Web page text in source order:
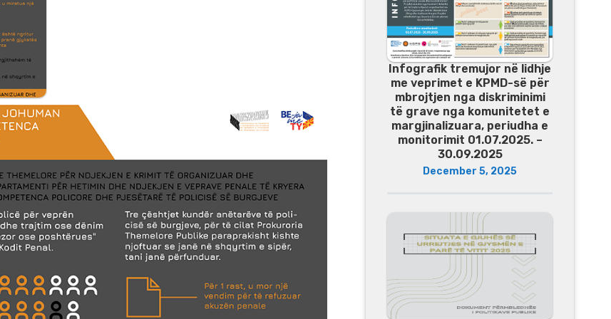
Infografik tremujor në lidhje
me veprimet e KPMD-së për
mbrojtjen nga diskriminimi
të grave nga komunitetet e
margjinalizuara, periudha e
monitorimit 01.07.2025. –
30.09.2025
December 5, 2025